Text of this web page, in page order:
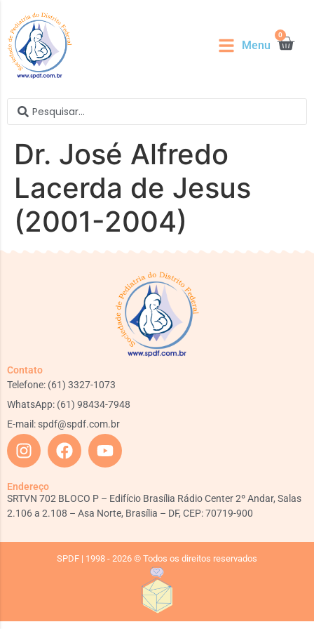
0
Menu
Dr. José Alfredo
Lacerda de Jesus
(2001-2004)
Contato
Telefone: (61) 3327-1073
WhatsApp: (61) 98434-7948
E-mail: spdf@spdf.com.br
Endereço
SRTVN 702 BLOCO P – Edifício Brasília Rádio Center 2º Andar, Salas
2.106 a 2.108 – Asa Norte, Brasília – DF, CEP: 70719-900
SPDF | 1998 - 2026 © Todos os direitos reservados